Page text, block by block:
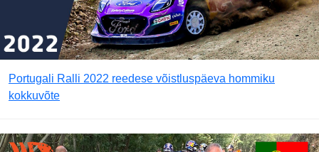
Portugali Ralli 2022 reedese võistluspäeva hommiku
kokkuvõte